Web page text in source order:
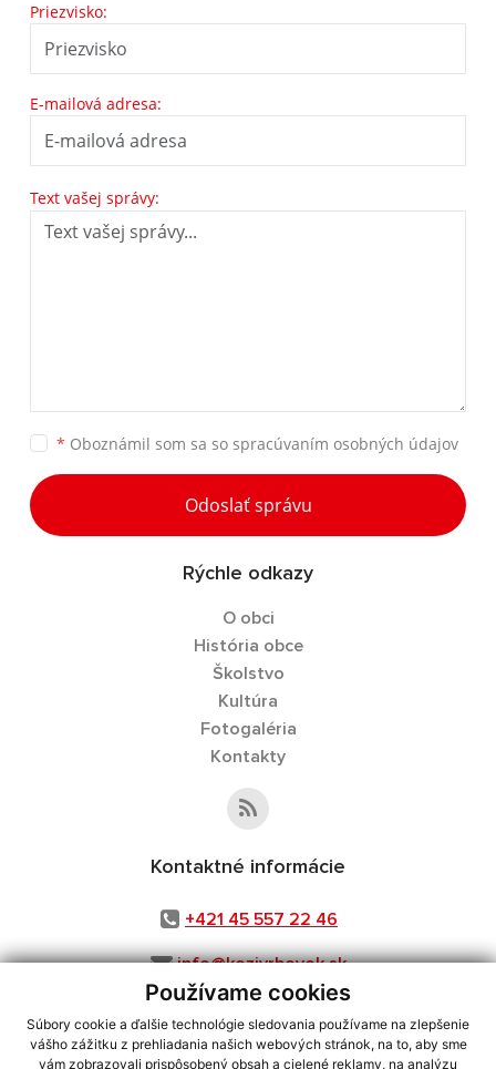
Používame cookies
Súbory cookie a ďalšie technológie sledovania používame na zlepšenie
vášho zážitku z prehliadania našich webových stránok, na to, aby sme
vám zobrazovali prispôsobený obsah a cielené reklamy, na analýzu
Priezvisko:
E-mailová adresa:
Text vašej správy:
* Oboznámil som sa so spracúvaním osobných údajov
Odoslať správu
Rýchle odkazy
O obci
História obce
Školstvo
Kultúra
Fotogaléria
Kontakty
Kontaktné informácie
+421 45 557 22 46
info@kozivrbovok.sk
využite možnosť získavania aktuálnych informácií s využitím RSS